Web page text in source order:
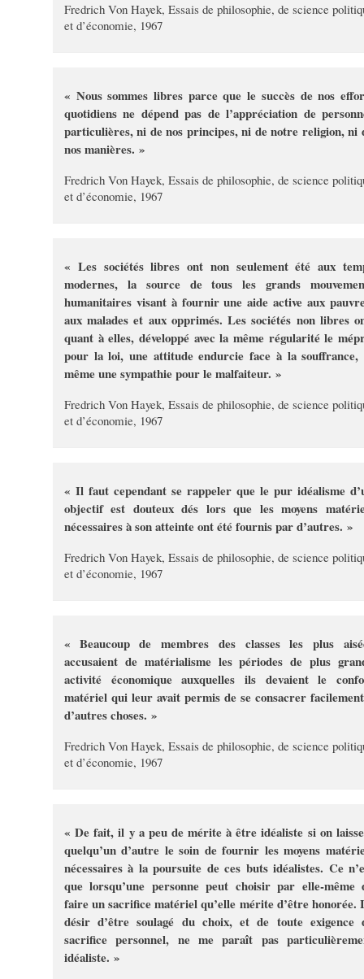
Fredrich Von Hayek, Essais de philosophie, de science
et d’économie, 1967
« Nous sommes libres parce que le succès de nos
quotidiens ne dépend pas de l’appréciation de
particulières, ni de nos principes, ni de notre religion, ni
nos manières. »
Fredrich Von Hayek, Essais de philosophie, de science
et d’économie, 1967
« Les sociétés libres ont non seulement été aux
modernes, la source de tous les grands
humanitaires visant à fournir une aide active aux
aux malades et aux opprimés. Les sociétés non libres
quant à elles, développé avec la même régularité le
pour la loi, une attitude endurcie face à la souffrance,
même une sympathie pour le malfaiteur. »
Fredrich Von Hayek, Essais de philosophie, de science
et d’économie, 1967
« Il faut cependant se rappeler que le pur idéalisme
objectif est douteux dés lors que les moyens
nécessaires à son atteinte ont été fournis par d’autres. »
Fredrich Von Hayek, Essais de philosophie, de science
et d’économie, 1967
« Beaucoup de membres des classes les plus
accusaient de matérialisme les périodes de plus
activité économique auxquelles ils devaient le
matériel qui leur avait permis de se consacrer
d’autres choses. »
Fredrich Von Hayek, Essais de philosophie, de science
et d’économie, 1967
« De fait, il y a peu de mérite à être idéaliste si on
quelqu’un d’autre le soin de fournir les moyens
nécessaires à la poursuite de ces buts idéalistes. Ce
que lorsqu’une personne peut choisir par elle-même
faire un sacrifice matériel qu’elle mérite d’être honorée.
désir d’être soulagé du choix, et de toute exigence
sacrifice personnel, ne me paraît pas
idéaliste. »